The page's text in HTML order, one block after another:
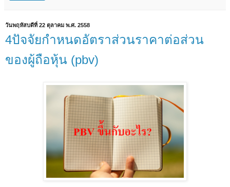
วันพฤหัสบดีที่ 22 ตุลาคม พ.ศ. 2558
4ปัจจัยกำหนดอัตราส่วนราคาต่อส่วน
ของผู้ถือหุ้น (pbv)